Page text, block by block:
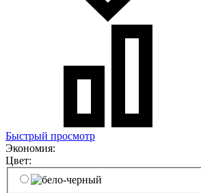
Быстрый просмотр
Экономия:
Цвет: